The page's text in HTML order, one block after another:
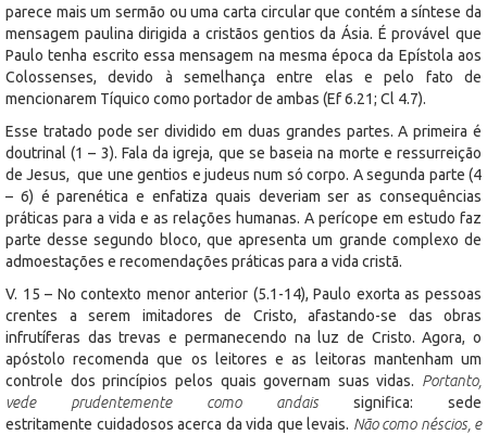
parece mais um sermão ou uma carta circular que contém a síntese da
mensagem paulina dirigida a cristãos gentios da Ásia. É provável que
Paulo tenha escrito essa mensagem na mesma época da Epístola aos
Colossenses, devido à semelhança entre elas e pelo fato de
mencionarem Tíquico como portador de ambas (Ef 6.21; Cl 4.7).
Esse tratado pode ser dividido em duas grandes partes. A primeira é
doutrinal (1 – 3). Fala da igreja, que se baseia na morte e ressurreição
de Jesus, que une gentios e judeus num só corpo. A segunda parte (4
– 6) é parenética e enfatiza quais deveriam ser as consequências
práticas para a vida e as relações humanas. A perícope em estudo faz
parte desse segundo bloco, que apresenta um grande complexo de
admoestações e recomendações práticas para a vida cristã.
V. 15 – No contexto menor anterior (5.1-14), Paulo exorta as pessoas
crentes a serem imitadores de Cristo, afastando-se das obras
infrutíferas das trevas e permanecendo na luz de Cristo. Agora, o
apóstolo recomenda que os leitores e as leitoras mantenham um
controle dos princípios pelos quais governam suas vidas. Portanto,
vede prudentemente como andaissignifica: sede
estritamente cuidadosos acerca da vida que levais. Não como néscios, e